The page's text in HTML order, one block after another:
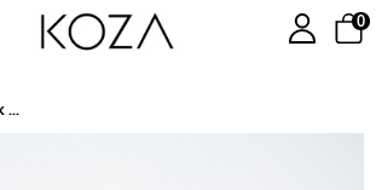
0
Kadın Büyük Beden Kapüşonlu Yan Fermuar Detaylı Eşofman Takımı 8163-25